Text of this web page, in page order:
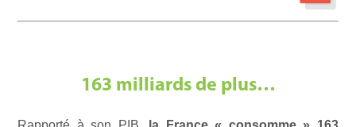
163 milliards de plus…